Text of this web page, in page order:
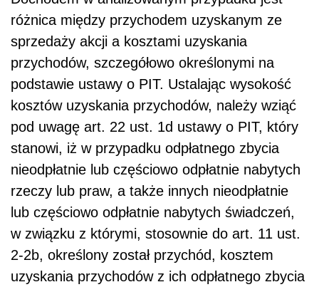
różnica między przychodem uzyskanym ze
sprzedaży akcji a kosztami uzyskania
przychodów, szczegółowo określonymi na
podstawie ustawy o PIT. Ustalając wysokość
kosztów uzyskania przychodów, należy wziąć
pod uwagę art. 22 ust. 1d ustawy o PIT, który
stanowi, iż w przypadku odpłatnego zbycia
nieodpłatnie lub częściowo odpłatnie nabytych
rzeczy lub praw, a także innych nieodpłatnie
lub częściowo odpłatnie nabytych świadczeń,
w związku z którymi, stosownie do art. 11 ust.
2-2b, określony został przychód, kosztem
uzyskania przychodów z ich odpłatnego zbycia